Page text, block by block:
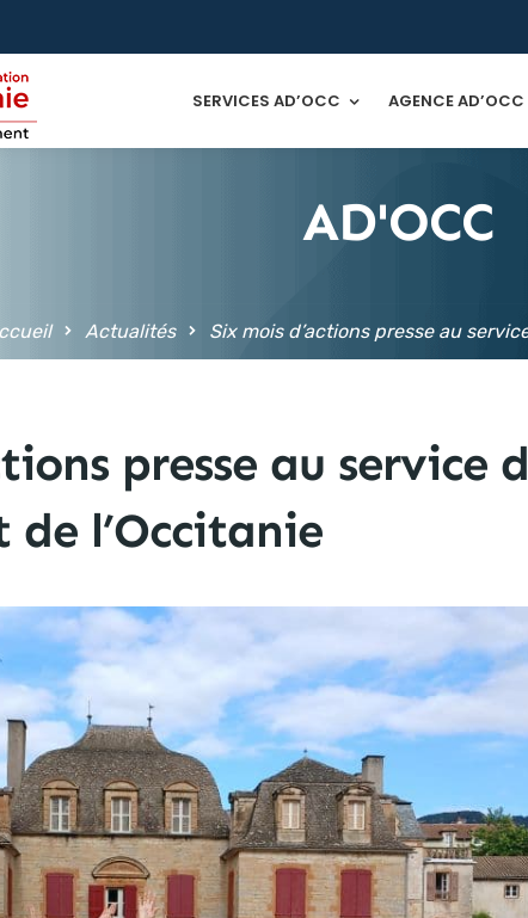
SERVICES AD’OCC AGENCE AD’OCC
AD'OCC
Actualités Six mois d’actions presse au
presse au service
l’Occitanie